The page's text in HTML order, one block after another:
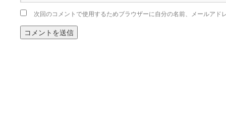
次回のコメントで使用するためブラウザーに自分の名前、メールアド